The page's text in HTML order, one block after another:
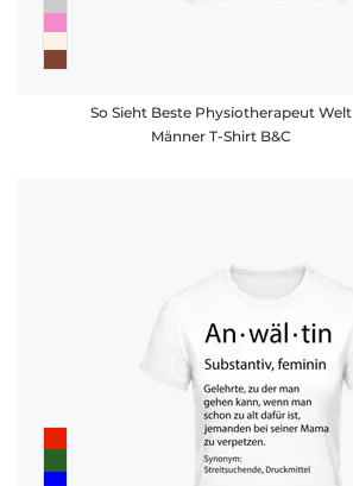
So Sieht Beste Physiotherapeut Welt
Männer T-Shirt B&C